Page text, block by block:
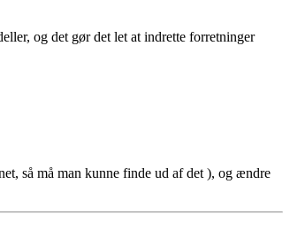
og det gør det let at indrette forretninger
så må man kunne finde ud af det ), og ændre